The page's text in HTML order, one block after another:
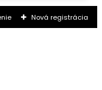
Nová registrácia